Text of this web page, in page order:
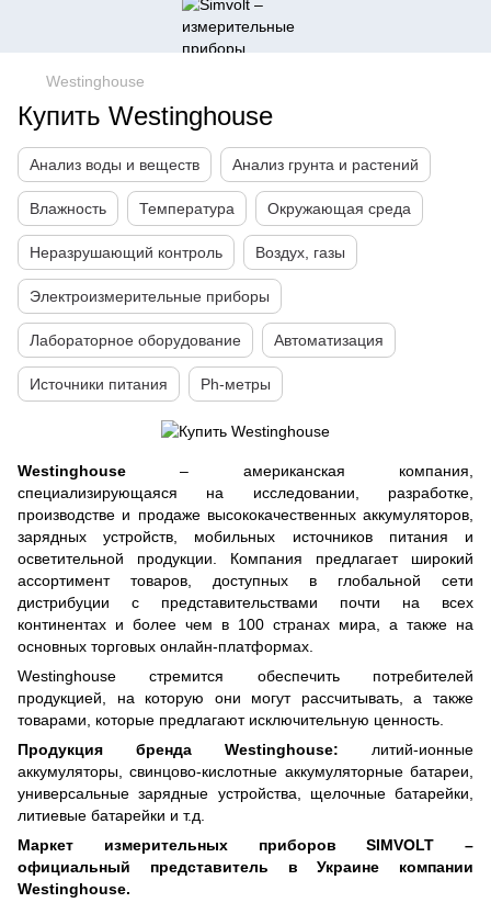
Westinghouse
Купить Westinghouse
Анализ воды и веществ Анализ грунта и растений
Влажность Температура Окружающая среда
Неразрушающий контроль Воздух, газы
Электроизмерительные приборы
Лабораторное оборудование Автоматизация
Источники питания Ph-метры
Westinghouse– американская компания,
специализирующаяся на исследовании, разработке,
производстве и продаже высококачественных аккумуляторов,
зарядных устройств, мобильных источников питания и
осветительной продукции. Компания предлагает широкий
ассортимент товаров, доступных в глобальной сети
дистрибуции с представительствами почти на всех
континентах и более чем в 100 странах мира, а также на
основных торговых онлайн-платформах.
Westinghouse стремится обеспечить потребителей
продукцией, на которую они могут рассчитывать, а также
товарами, которые предлагают исключительную ценность.
Продукция бренда Westinghouse: литий-ионные
аккумуляторы, свинцово-кислотные аккумуляторные батареи,
универсальные зарядные устройства, щелочные батарейки,
литиевые батарейки и т.д.
Маркет измерительных приборов SIMVOLT –
официальный представитель в Украине компании
Westinghouse.